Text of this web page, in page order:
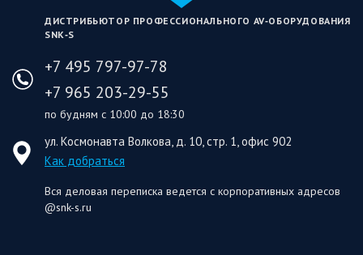
ДИСТРИБЬЮТОР ПРОФЕССИОНАЛЬНОГО AV‑ОБОРУДОВАНИЯ
SNK‑S
+7 495 797-97-78
+7 965 203-29-55
по будням с 10:00 до 18:30
ул. Космонавта Волкова, д. 10, стр. 1, офис 902
Как добраться
Вся деловая переписка ведется с корпоративных адресов
@snk-s.ru